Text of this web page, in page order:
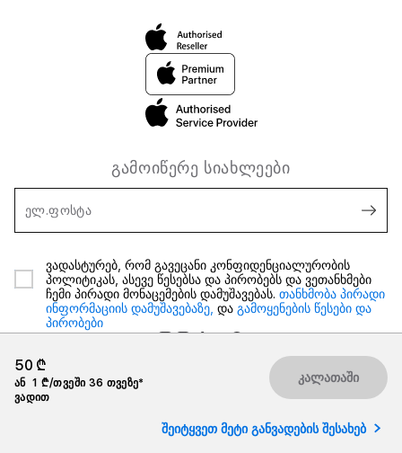
50 ₾
ან 1 ₾/თვეში 36 თვეზე*
ვადით
კალათაში
შეიტყვეთ მეტი განვადების შესახებ
გამოიწერე სიახლეები
ელ.ფოსტა
ვადასტურებ, რომ გავეცანი კონფიდენციალურობის
პოლიტიკას, ასევე წესებსა და პირობებს და ვეთანხმები
ჩემი პირადი მონაცემების დამუშავებას. თანხმობა პირადი
ინფორმაციის დამუშავებაზე, და გამოყენების წესები და
პირობები
2026 iSpace საქართველო. ყველა უფლება დაცულია.